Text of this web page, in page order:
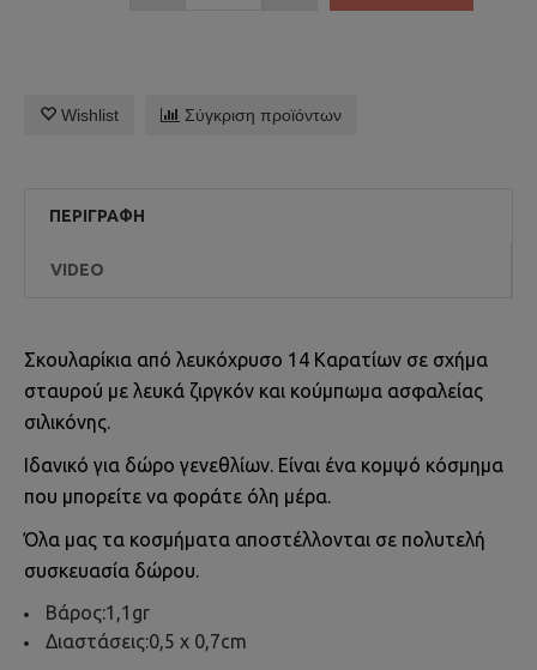
Wishlist Σύγκριση προϊόντων
ΠΕΡΙΓΡΑΦΉ
VIDEO
Σκουλαρίκια από λευκόχρυσο 14 Καρατίων σε σχήμα
σταυρού με λευκά ζιργκόν και κούμπωμα ασφαλείας
σιλικόνης.
Ιδανικό για δώρο γενεθλίων. Είναι ένα κομψό κόσμημα
που μπορείτε να φοράτε όλη μέρα.
Όλα μας τα κοσμήματα αποστέλλονται σε πολυτελή
συσκευασία δώρου.
Βάρος:1,1gr
Διαστάσεις:0,5 x 0,7cm